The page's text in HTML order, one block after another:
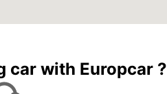
car with Europcar ?